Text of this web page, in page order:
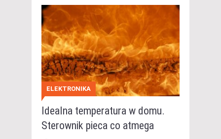
ELEKTRONIKA
Idealna temperatura w domu.
Sterownik pieca co atmega